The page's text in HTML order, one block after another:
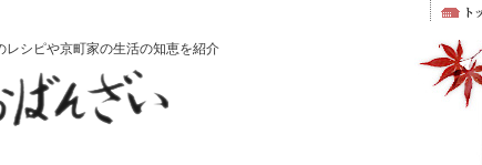
レシピや京町家の生活の知恵を紹介